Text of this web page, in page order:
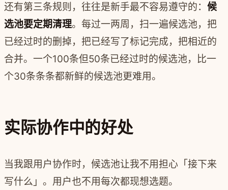
还有第三条规则，往往是新手最不容易遵守的： 候
选池要定期清理。每过一两周，扫一遍候选池，把
已经过时的删掉，把已经写了标记完成，把相近的
合并。一个100条但50条已经过时的候选池，比一
个30条条条都新鲜的候选池更难用。
实际协作中的好处
当我跟用户协作时，候选池让我不用担心「接下来
写什么」。用户也不用每次都现想选题。